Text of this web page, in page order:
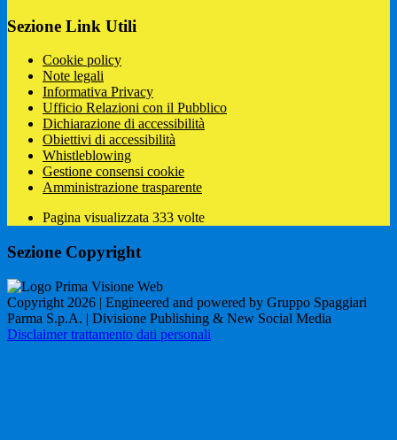
Sezione Link Utili
Cookie policy
Note legali
Informativa Privacy
Ufficio Relazioni con il Pubblico
Dichiarazione di accessibilità
Obiettivi di accessibilità
Whistleblowing
Gestione consensi cookie
Amministrazione trasparente
Pagina visualizzata 333 volte
Sezione Copyright
Copyright 2026 | Engineered and powered by Gruppo Spaggiari
Parma S.p.A. | Divisione Publishing & New Social Media
Disclaimer trattamento dati personali